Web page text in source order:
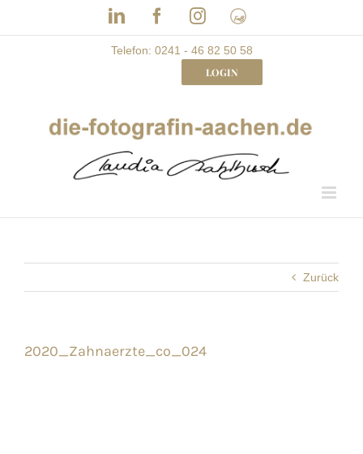
LinkedInFacebookInstagram
Frau
mit
Bizz
Telefon: 0241 - 46 82 50 58
LOGIN
Zurück
2020_Zahnaerzte_co_024